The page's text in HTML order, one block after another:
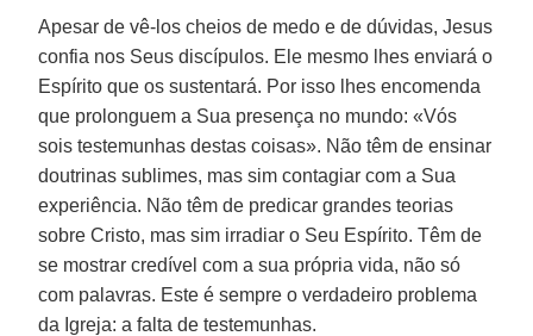
Apesar de vê-los cheios de medo e de dúvidas, Jesus
confia nos Seus discípulos. Ele mesmo lhes enviará o
Espírito que os sustentará. Por isso lhes encomenda
que prolonguem a Sua presença no mundo: «Vós
sois testemunhas destas coisas». Não têm de ensinar
doutrinas sublimes, mas sim contagiar com a Sua
experiência. Não têm de predicar grandes teorias
sobre Cristo, mas sim irradiar o Seu Espírito. Têm de
se mostrar credível com a sua própria vida, não só
com palavras. Este é sempre o verdadeiro problema
da Igreja: a falta de testemunhas.